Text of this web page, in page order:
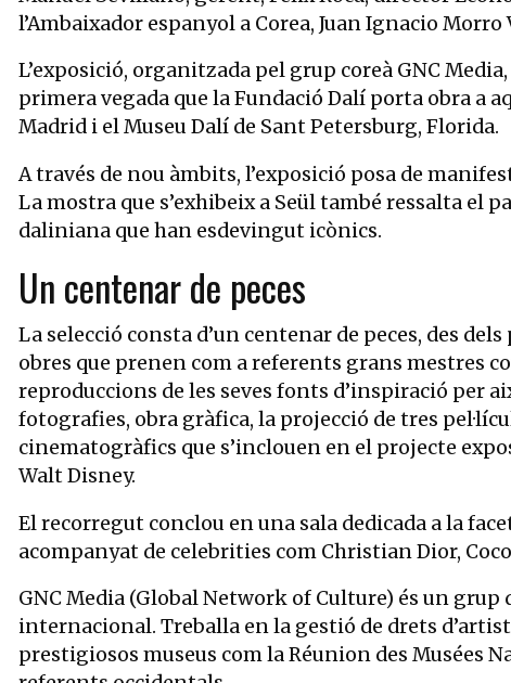
l’Ambaixador espanyol a Corea, Juan Ignacio
L’exposició, organitzada pel grup coreà GNC
primera vegada que la Fundació Dalí porta obra a
Madrid i el Museu Dalí de Sant Petersburg, Florida.
A través de nou àmbits, l’exposició posa de
La mostra que s’exhibeix a Seül també ressalta el
daliniana que han esdevingut icònics.
Un centenar de peces
La selecció consta d’un centenar de peces, des
obres que prenen com a referents grans mestres
reproduccions de les seves fonts d’inspiració per
fotografies, obra gràfica, la projecció de tres
cinematogràfics que s’inclouen en el projecte
Walt Disney.
El recorregut conclou en una sala dedicada a la
acompanyat de celebrities com Christian Dior,
GNC Media (Global Network of Culture) és un grup
internacional. Treballa en la gestió de drets
prestigiosos museus com la Réunion des Musées